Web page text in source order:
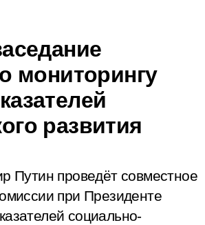
мониторингу
развития
Путин проведёт совместное
при Президенте
социально-